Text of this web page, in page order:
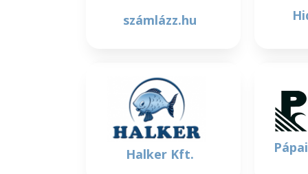
számlázz.hu
Halker Kft.